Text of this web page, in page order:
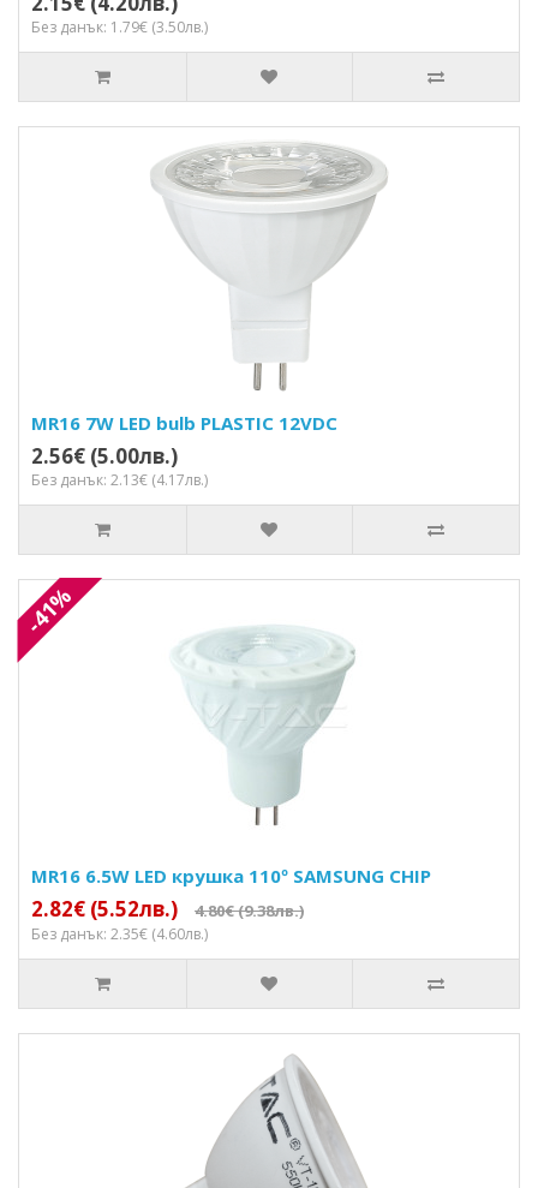
Без данък: 1.79€ (3.50лв.)
MR16 7W LED bulb PLASTIC 12VDC
2.56€ (5.00лв.)
Без данък: 2.13€ (4.17лв.)
-41%
MR16 6.5W LED крушка 110º SAMSUNG CHIP
2.82€ (5.52лв.) 4.80€ (9.38лв.)
Без данък: 2.35€ (4.60лв.)